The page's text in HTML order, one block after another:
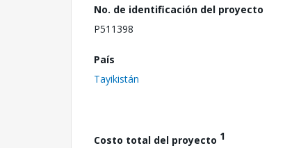
No. de identificación del proyecto
P511398
País
Tayikistán
Costo total del proyecto 1